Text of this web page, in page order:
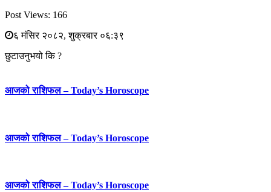
Post Views: 166
६ मंसिर २०८२, शुक्रबार ०६:३९
छुटाउनुभयो कि ?
आजको राशिफल – Today’s Horoscope
आजको राशिफल – Today’s Horoscope
आजको राशिफल – Today’s Horoscope